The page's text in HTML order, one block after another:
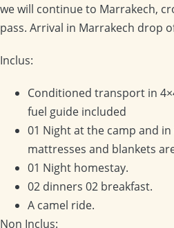
we will continue to Marrakech,
pass. Arrival in Marrakech drop
Inclus:
Conditioned transport in
fuel guide included
01 Night at the camp and
mattresses and blankets
01 Night homestay.
02 dinners 02 breakfast.
A camel ride.
Non Inclus: